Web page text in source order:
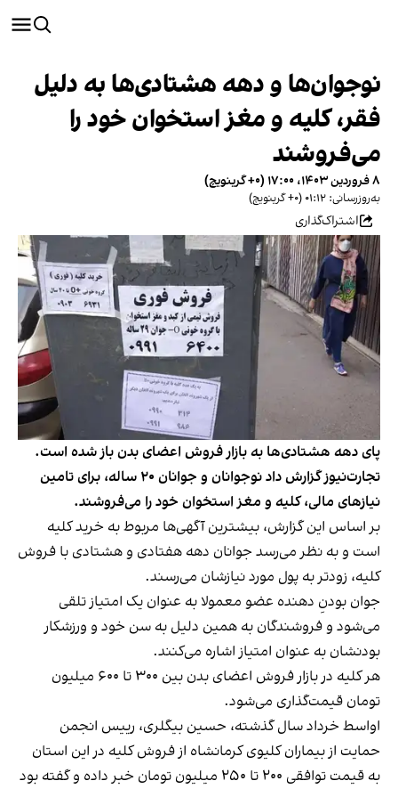
نوجوان‌ها و دهه هشتادی‌ها به دلیل
فقر، کلیه و مغز استخوان خود را
می‌‌فروشند
۸ فروردین ۱۴۰۳، ۱۷:۰۰ (‎+۰ گرینویچ)
به‌روزرسانی: ۰۱:۱۲ (‎+۰ گرینویچ)
اشتراک‌گذاری
پای دهه هشتادی‌ها به بازار فروش اعضای بدن باز شده است.
تجارت‌نیوز گزارش داد نوجوانان و جوانان ۲۰ ساله، برای تامین
نیازهای مالی‌، کلیه و مغز استخوان خود را می‌فروشند.
بر اساس این گزارش، بیشترین آگهی‌ها مربوط به خرید کلیه
است و به نظر می‌رسد جوانان دهه هفتادی و هشتادی با فروش
کلیه، زودتر به پول مورد نیازشان می‌رسند.
جوان بودنِ دهنده عضو معمولا به عنوان یک امتیاز تلقی
می‌شود و فروشندگان به همین دلیل به سن خود و ورزشکار
بودنشان به عنوان امتیاز اشاره می‌کنند.
هر کلیه در بازار فروش اعضای بدن بین ۳۰۰ تا ۶۰۰ میلیون
تومان قیمت‌گذاری می‌شود.
اواسط خرداد سال گذشته، حسین بیگلری، رییس انجمن
حمایت از بیماران کلیوی کرمانشاه از فروش کلیه در این استان
به قیمت توافقی ۲۰۰ تا ۲۵۰ میلیون تومان
خبر داده و گفته بود